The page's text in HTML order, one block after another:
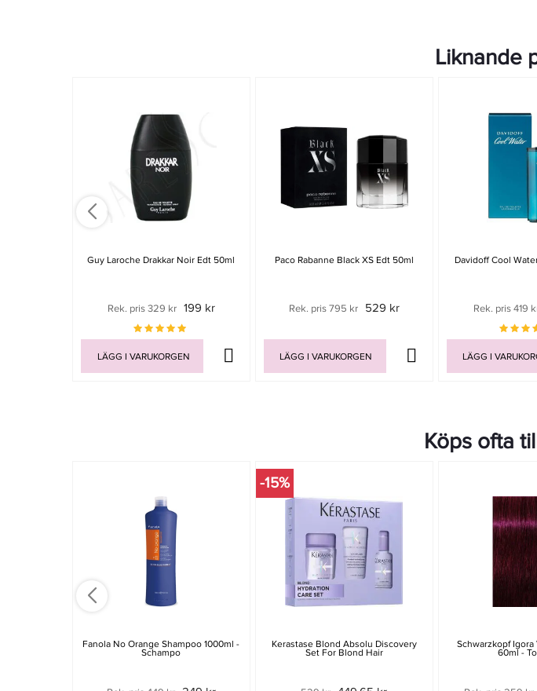
Liknande
Guy Laroche Drakkar Noir Edt 50ml
Rek. pris 329 kr 199 kr
LÄGG I VARUKORGEN
Paco Rabanne Black XS Edt 50ml
Rek. pris 795 kr 529 kr
LÄGG I VARUKORGEN
Davidoff Cool
Rek. pris 419
LÄGG I
Köps ofta
Fanola No Orange Shampoo 1000ml -
Schampo
-15%
Kerastase Blond Absolu Discovery
Set For Blond Hair
Schwarzkopf
60ml -